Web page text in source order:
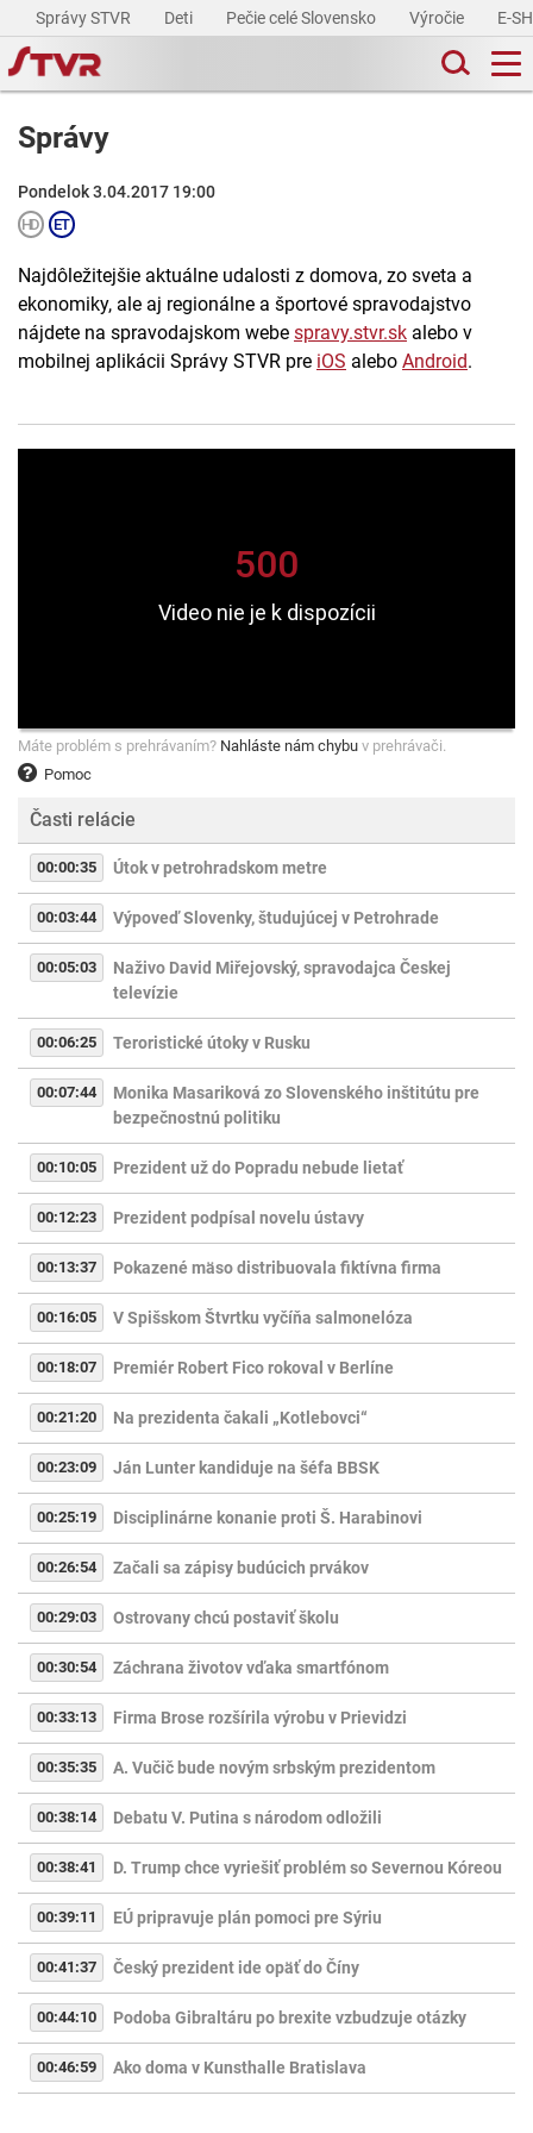
Správy STVR Deti Pečie celé Slovensko Výročie E-
Správy
Pondelok 3.04.2017 19:00
Najdôležitejšie aktuálne udalosti z domova, zo sveta a
ekonomiky, ale aj regionálne a športové spravodajstvo
nájdete na spravodajskom webe spravy.stvr.sk alebo v
mobilnej aplikácii Správy STVR pre iOS alebo Android.
Pomoc
Máte problém s prehrávaním? Nahláste nám chybu v prehrávači.
Časti relácie
00:00:35 Útok v petrohradskom metre
00:03:44 Výpoveď Slovenky, študujúcej v Petrohrade
00:05:03
Naživo David Miřejovský, spravodajca Českej
televízie
00:06:25 Teroristické útoky v Rusku
00:07:44
Monika Masariková zo Slovenského inštitútu pre
bezpečnostnú politiku
00:10:05 Prezident už do Popradu nebude lietať
00:12:23 Prezident podpísal novelu ústavy
00:13:37 Pokazené mäso distribuovala fiktívna firma
00:16:05 V Spišskom Štvrtku vyčíňa salmonelóza
00:18:07 Premiér Robert Fico rokoval v Berlíne
00:21:20 Na prezidenta čakali „Kotlebovci“
00:23:09 Ján Lunter kandiduje na šéfa BBSK
00:25:19 Disciplinárne konanie proti Š. Harabinovi
00:26:54 Začali sa zápisy budúcich prvákov
00:29:03 Ostrovany chcú postaviť školu
00:30:54 Záchrana životov vďaka smartfónom
00:33:13 Firma Brose rozšírila výrobu v Prievidzi
00:35:35 A. Vučič bude novým srbským prezidentom
00:38:14 Debatu V. Putina s národom odložili
00:38:41 D. Trump chce vyriešiť problém so Severnou Kóreou
00:39:11 EÚ pripravuje plán pomoci pre Sýriu
00:41:37 Český prezident ide opäť do Číny
00:44:10 Podoba Gibraltáru po brexite vzbudzuje otázky
00:46:59 Ako doma v Kunsthalle Bratislava